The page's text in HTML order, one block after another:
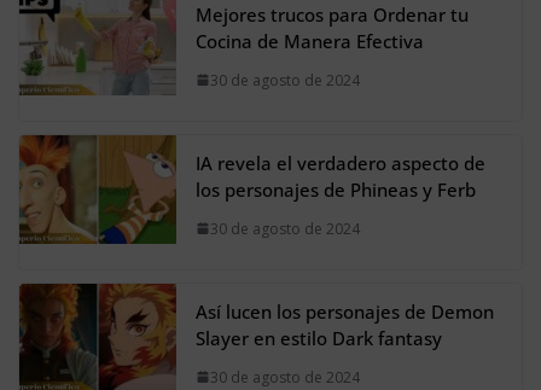
Mejores trucos para Ordenar tu
Cocina de Manera Efectiva
30 de agosto de 2024
IA revela el verdadero aspecto de
los personajes de Phineas y Ferb
30 de agosto de 2024
Así lucen los personajes de Demon
Slayer en estilo Dark fantasy
30 de agosto de 2024